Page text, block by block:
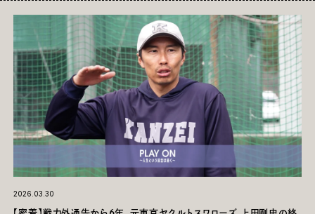
2026.03.30